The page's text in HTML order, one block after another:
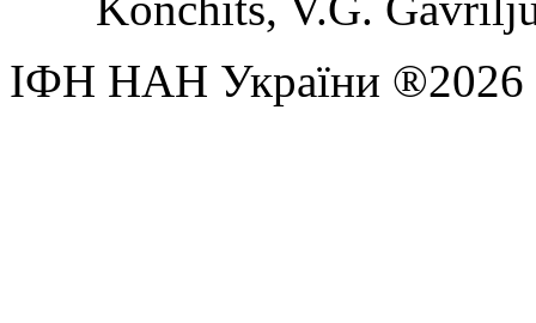
ІФН НАН України ®2026